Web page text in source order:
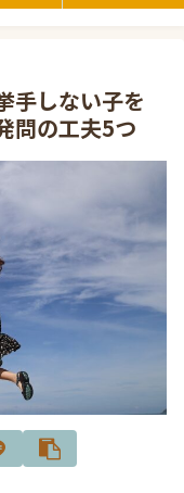
手しない子を
問の工夫5つ